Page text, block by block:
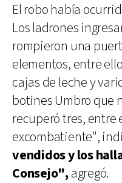
El robo había
Los ladrones
rompieron una
elementos, entre
cajas de leche y
botines Umbro que
recuperó tres, entre
excombatiente",
vendidos y los
Consejo",agregó.